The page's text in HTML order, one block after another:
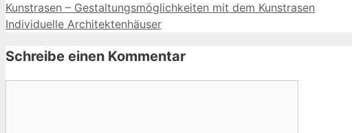
Kunstrasen – Gestaltungsmöglichkeiten mit dem Kunstrasen
Individuelle Architektenhäuser
Schreibe einen Kommentar